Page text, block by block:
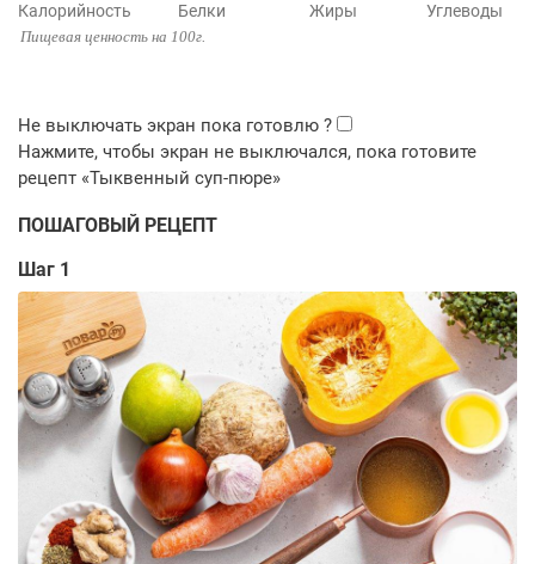
Калорийность Белки Жиры Углеводы
Пищевая ценность на 100г.
ПОШАГОВЫЙ РЕЦЕПТ
Шаг 1